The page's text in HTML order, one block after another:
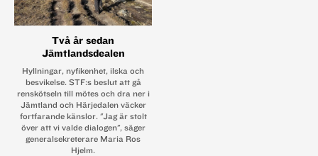
Två år sedan
Jämtlandsdealen
Hyllningar, nyfikenhet, ilska och
besvikelse. STF:s beslut att gå
renskötseln till mötes och dra ner i
Jämtland och Härjedalen väcker
fortfarande känslor. "Jag är stolt
över att vi valde dialogen", säger
generalsekreterare Maria Ros
Hjelm.